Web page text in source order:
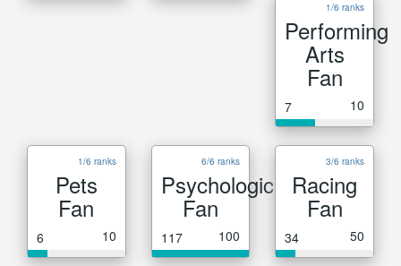
1/6 ranks
Performing
Arts
Fan
7 10
1/6 ranks
Pets
Fan
6 10
6/6 ranks
Psychological
Fan
117 100
3/6 ranks
Racing
Fan
34 50